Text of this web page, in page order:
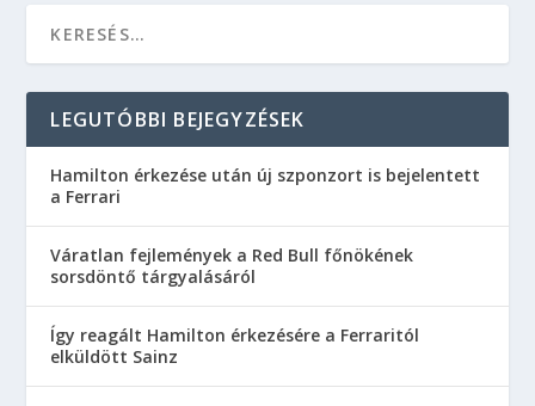
LEGUTÓBBI BEJEGYZÉSEK
Hamilton érkezése után új szponzort is bejelentett
a Ferrari
Váratlan fejlemények a Red Bull főnökének
sorsdöntő tárgyalásáról
Így reagált Hamilton érkezésére a Ferraritól
elküldött Sainz